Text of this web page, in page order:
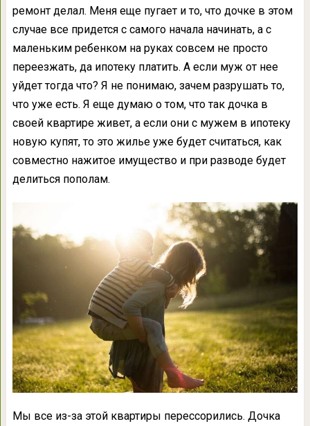
ремонт делал. Меня еще пугает и то, что дочке в этом
случае все придется с самого начала начинать, а с
маленьким ребенком на руках совсем не просто
переезжать, да ипотеку платить. А если муж от нее
уйдет тогда что? Я не понимаю, зачем разрушать то,
что уже есть. Я еще думаю о том, что так дочка в
своей квартире живет, а если они с мужем в ипотеку
новую купят, то это жилье уже будет считаться, как
совместно нажитое имущество и при разводе будет
делиться пополам.
Мы все из-за этой квартиры перессорились. Дочка